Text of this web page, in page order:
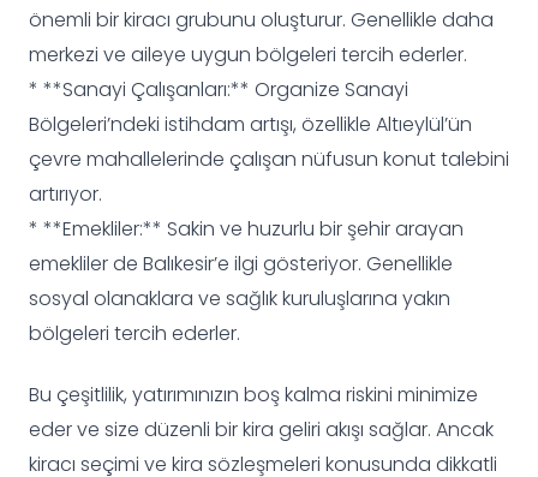
önemli bir kiracı grubunu oluşturur. Genellikle daha
merkezi ve aileye uygun bölgeleri tercih ederler.
* **Sanayi Çalışanları:** Organize Sanayi
Bölgeleri’ndeki istihdam artışı, özellikle Altıeylül’ün
çevre mahallelerinde çalışan nüfusun konut talebini
artırıyor.
* **Emekliler:** Sakin ve huzurlu bir şehir arayan
emekliler de Balıkesir’e ilgi gösteriyor. Genellikle
sosyal olanaklara ve sağlık kuruluşlarına yakın
bölgeleri tercih ederler.
Bu çeşitlilik, yatırımınızın boş kalma riskini minimize
eder ve size düzenli bir kira geliri akışı sağlar. Ancak
kiracı seçimi ve kira sözleşmeleri konusunda dikkatli